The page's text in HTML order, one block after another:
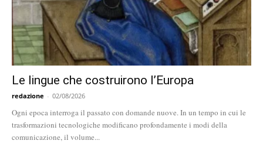
Le lingue che costruirono l’Europa
redazione - 02/08/2026
Ogni epoca interroga il passato con domande nuove. In un tempo in cui le
trasformazioni tecnologiche modificano profondamente i modi della
comunicazione, il volume...